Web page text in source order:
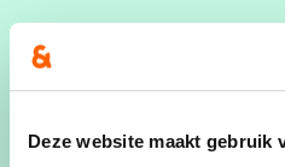
Deze website maakt gebruik
Nieuwerkerken. Sinds